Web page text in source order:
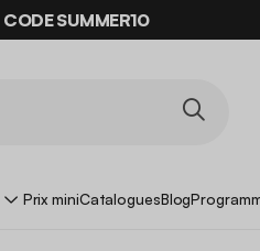
CODE SUMMER10
Prix miniCataloguesBlog